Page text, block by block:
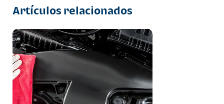
Artículos relacionados